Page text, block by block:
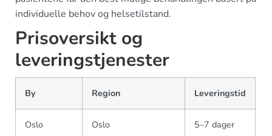
individuelle behov og helsetilstand.
Prisoversikt og
leveringstjenester
By Region Leveringstid
Oslo Oslo 5–7 dager